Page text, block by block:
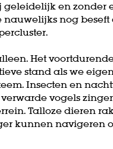
en zonder
nog
Het
stand als we
Insecten en
vogels
Talloze dieren
kunnen navigeren